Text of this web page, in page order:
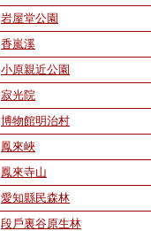
岩屋堂公園
香嵐溪
小原親近公園
寂光院
博物館明治村
鳳來峽
鳳來寺山
愛知縣民森林
段戶裏谷原生林